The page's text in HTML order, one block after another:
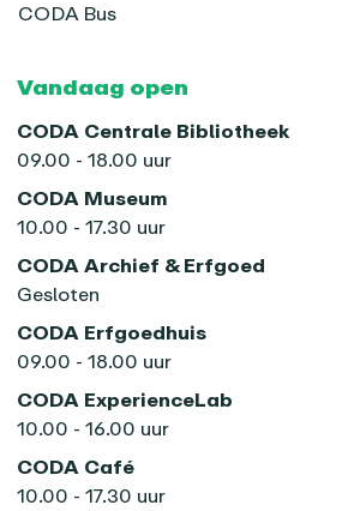
CODA Bus
Vandaag open
CODA Centrale Bibliotheek
09.00 - 18.00 uur
CODA Museum
10.00 - 17.30 uur
CODA Archief & Erfgoed
Gesloten
CODA Erfgoedhuis
09.00 - 18.00 uur
CODA ExperienceLab
10.00 - 16.00 uur
CODA Café
10.00 - 17.30 uur